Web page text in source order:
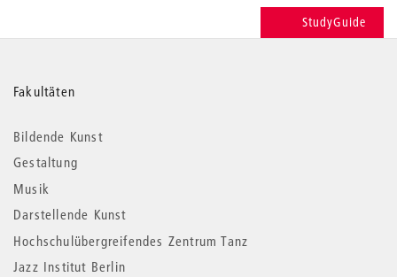
StudyGuide
Weitere
Informationen
Fakultäten
Bildende Kunst
Gestaltung
Musik
Darstellende Kunst
Hochschulübergreifendes Zentrum Tanz
Jazz Institut Berlin